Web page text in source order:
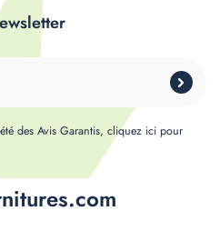
des Avis Garantis, cliquez ici pour